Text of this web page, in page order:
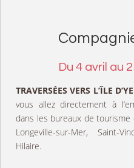
Du 4 avril au
TRAVERSÉES VERS L’ÎLE
vous allez directement à
dans les bureaux de tourisme
Longeville-sur-Mer, Saint-
Hilaire.